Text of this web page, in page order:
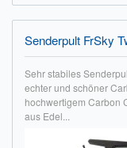
Senderpult FrSky
Sehr stabiles
echter und schöner
hochwertigem Carbon
aus Edel...